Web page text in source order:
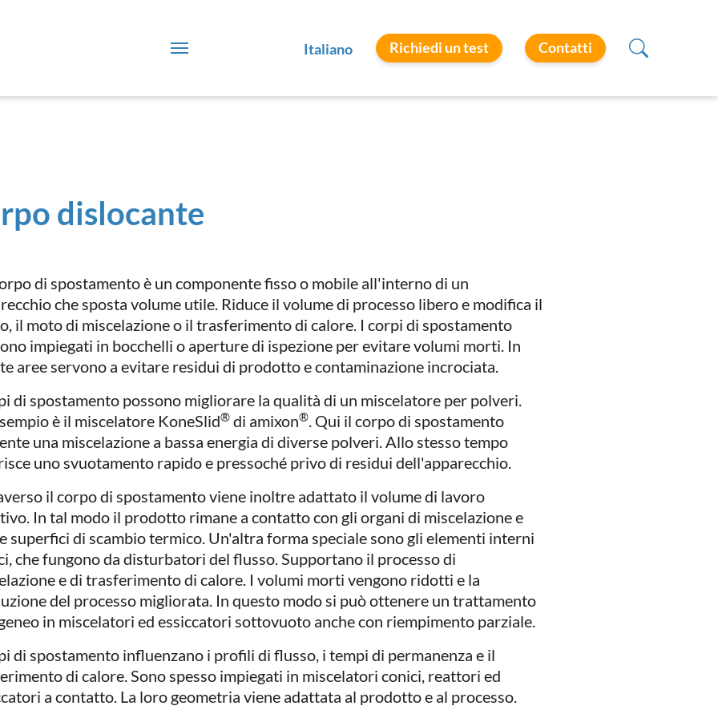
Italiano Richiedi un test Contatti
dislocante
di spostamento è un componente fisso o mobile all'interno di un
che sposta volume utile. Riduce il volume di processo libero e modifica il
il moto di miscelazione o il trasferimento di calore. I corpi di spostamento
impiegati in bocchelli o aperture di ispezione per evitare volumi morti. In
aree servono a evitare residui di prodotto e contaminazione incrociata.
di spostamento possono migliorare la qualità di un miscelatore per polveri.
è il miscelatore KoneSlid® di amixon®. Qui il corpo di spostamento
una miscelazione a bassa energia di diverse polveri. Allo stesso tempo
uno svuotamento rapido e pressoché privo di residui dell'apparecchio.
il corpo di spostamento viene inoltre adattato il volume di lavoro
In tal modo il prodotto rimane a contatto con gli organi di miscelazione e
superfici di scambio termico. Un'altra forma speciale sono gli elementi interni
che fungono da disturbatori del flusso. Supportano il processo di
e di trasferimento di calore. I volumi morti vengono ridotti e la
del processo migliorata. In questo modo si può ottenere un trattamento
in miscelatori ed essiccatori sottovuoto anche con riempimento parziale.
di spostamento influenzano i profili di flusso, i tempi di permanenza e il
di calore. Sono spesso impiegati in miscelatori conici, reattori ed
a contatto. La loro geometria viene adattata al prodotto e al processo.